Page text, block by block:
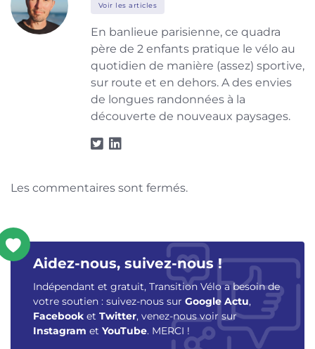
Voir les articles
En banlieue parisienne, ce quadra
père de 2 enfants pratique le vélo au
quotidien de manière (assez) sportive,
sur route et en dehors. A des envies
de longues randonnées à la
découverte de nouveaux paysages.
Les commentaires sont fermés.
Aidez-nous, suivez-nous !
Indépendant et gratuit, Transition Vélo a besoin de
votre soutien : suivez-nous sur Google Actu,
Facebook et Twitter, venez-nous voir sur
Instagram et YouTube. MERCI !